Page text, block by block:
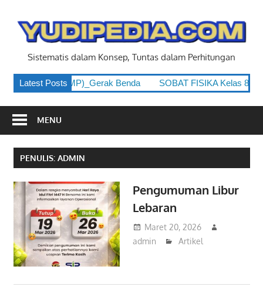
content
Sistematis dalam Konsep, Tuntas dalam Perhitungan
Latest Posts
8 (Kelas 2 SMP)_Gerak Benda SOBAT FISIKA Kelas 8
MENU
PENULIS: ADMIN
Pengumuman Libur
Lebaran
Maret 20, 2026
admin
Artikel